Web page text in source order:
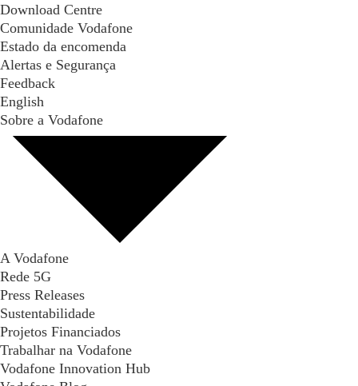
Download Centre
Comunidade Vodafone
Estado da encomenda
Alertas e Segurança
Feedback
English
Sobre a Vodafone
A Vodafone
Rede 5G
Press Releases
Sustentabilidade
Projetos Financiados
Trabalhar na Vodafone
Vodafone Innovation Hub